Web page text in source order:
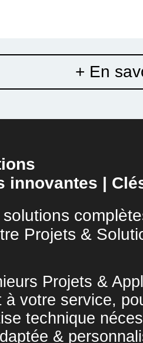
+ En
innovantes |
solutions
Projets &
Projets &
à votre service,
technique
&